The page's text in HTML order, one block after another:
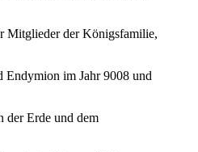
Mitglieder der Königsfamilie,
Endymion im Jahr 9008 und
der Erde und dem